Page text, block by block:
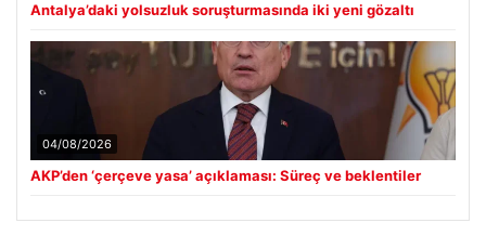
Antalya’daki yolsuzluk soruşturmasında iki yeni gözaltı
04/08/2026
AKP’den ‘çerçeve yasa’ açıklaması: Süreç ve beklentiler